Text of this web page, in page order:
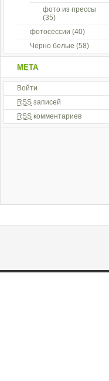
фото из прессы
(35)
фотосессии (40)
Черно белые (58)
МЕТА
Войти
RSS записей
RSS комментариев